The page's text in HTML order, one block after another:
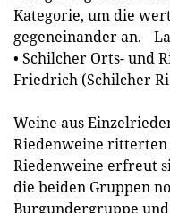
Kategorie, um die
gegeneinander an.
• Schilcher Orts- und
Friedrich (Schilcher
Weine aus
Riedenweine ritterten
Riedenweine erfreut
die beiden Gruppen
Burgundergruppe und